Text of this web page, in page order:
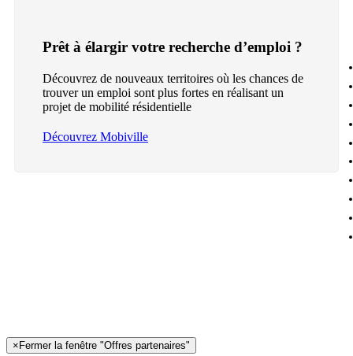
Prêt à élargir votre recherche d’emploi ?
Découvrez de nouveaux territoires où les chances de
trouver un emploi sont plus fortes en réalisant un
projet de mobilité résidentielle
Découvrez Mobiville
× Fermer la fenêtre "Offres partenaires"